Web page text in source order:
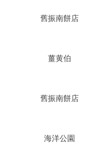
舊振南餅店
薑黄伯
舊振南餅店
海洋公園